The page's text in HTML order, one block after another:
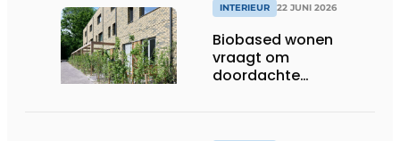
INTERIEUR 22 JUNI 2026
Biobased wonen
vraagt om
doordachte